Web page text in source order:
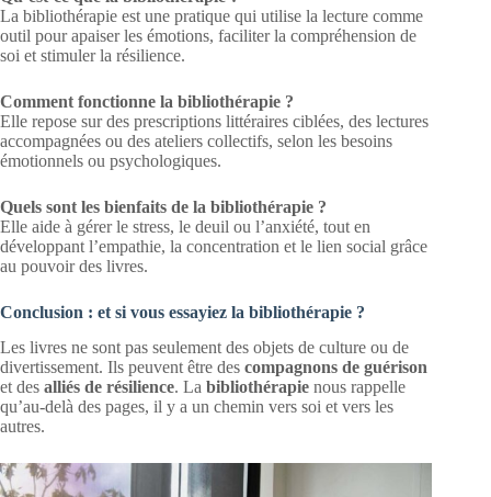
La bibliothérapie est une pratique qui utilise la lecture comme
outil pour apaiser les émotions, faciliter la compréhension de
soi et stimuler la résilience.
Comment fonctionne la bibliothérapie ?
Elle repose sur des prescriptions littéraires ciblées, des lectures
accompagnées ou des ateliers collectifs, selon les besoins
émotionnels ou psychologiques.
Quels sont les bienfaits de la bibliothérapie ?
Elle aide à gérer le stress, le deuil ou l’anxiété, tout en
développant l’empathie, la concentration et le lien social grâce
au pouvoir des livres.
Conclusion : et si vous essayiez la bibliothérapie ?
Les livres ne sont pas seulement des objets de culture ou de
divertissement. Ils peuvent être des compagnons de guérison
et des alliés de résilience. La bibliothérapie nous rappelle
qu’au-delà des pages, il y a un chemin vers soi et vers les
autres.